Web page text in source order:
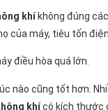
khíkhông đúng
của máy, tiêu tốn điện
điều hòa quá lớn.
nào cũng tốt hơn.
khícó kích thước